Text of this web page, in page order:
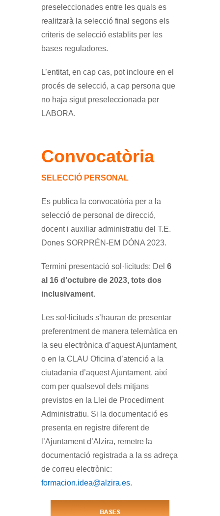
preseleccionades entre les quals es
realitzarà la selecció final segons els
criteris de selecció establits per les
bases reguladores.
L’entitat, en cap cas, pot incloure en el
procés de selecció, a cap persona que
no haja sigut preseleccionada per
LABORA.
Convocatòria
SELECCIÓ PERSONAL
Es publica la convocatòria per a la
selecció de personal de direcció,
docent i auxiliar administratiu del T.E.
Dones SORPRÉN-EM DÓNA 2023.
​​Termini presentació sol·licituds: Del 6
al 16 d’octubre de 2023, tots dos
inclusivament.
Les sol·licituds s’hauran de presentar
preferentment de manera telemàtica en
la seu electrònica d’aquest Ajuntament,
o en la CLAU Oficina d’atenció a la
ciutadania d’aquest Ajuntament, així
com per qualsevol dels mitjans
previstos en la Llei de Procediment
Administratiu. Si la documentació es
presenta en registre diferent de
l’Ajuntament d’Alzira, remetre la
documentació registrada a la ss adreça
de correu electrònic:
formacion.idea@alzira.es.